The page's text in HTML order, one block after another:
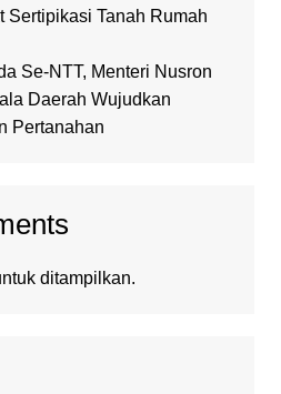
Sertipikasi Tanah Rumah
Se-NTT, Menteri Nusron
Daerah Wujudkan
Pertanahan
ditampilkan.